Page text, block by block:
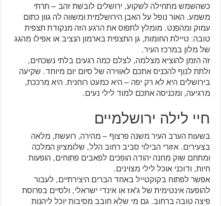
כשהשמש מתחילה לשקוע, ירושלים לובשת זהב – תרתי
משמע. האור נופל על האבן הירושלמית ומשווה לה גוון כתום
עמוק ומהפנט. מומלץ לתפוס את הרגע הזה מנקודת תצפית
טובה: טיילת החומות, גן התצפית בארמון הנציב או אפילו מהגג
של מלון במרכז העיר.
זה הזמן להוציא מצלמה, לצלם כמה רגעים בלתי נשכחים,
ולתת לנוף להכניס אתכם לאווירה של סיום יום מיוחד. שקיעה
בירושלים היא לא רק יפה – היא כמעט רוחנית. היא מרככת,
מרגיעה, ומכניסה אתכם למוד לילי נעים.
חיי לילה ירושלמיים
בשעות הערב העיר משנה פרצוף – מהירה, רועשת, מלאה
בצעירים. אזורי הבילוי סביב רחוב הלל, שלומציון המלכה
ומתחם שוק מחנה יהודה הופכים לפאבים פתוחים, הופעות
חיות, ודוכני אוכל לילי מצוינים.
אפשר לפתוח בקוקטייל באחד הברים היצירתיים, לעבור
להופעה אינטימית של ג'אז או אינדי ישראלי, ולסיים בפרוסת
פיצה טובה ברחוב. גם מי שלא חובב מסיבות יוכל ליהנות